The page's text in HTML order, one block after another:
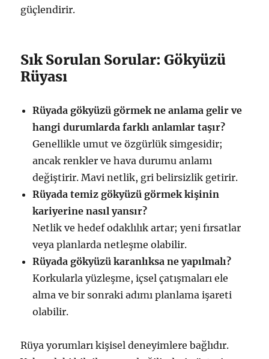
güçlendirir.
Sık Sorulan Sorular: Gökyüzü
Rüyası
Rüyada gökyüzü görmek ne anlama gelir ve
hangi durumlarda farklı anlamlar taşır?
Genellikle umut ve özgürlük simgesidir;
ancak renkler ve hava durumu anlamı
değiştirir. Mavi netlik, gri belirsizlik getirir.
Rüyada temiz gökyüzü görmek kişinin
kariyerine nasıl yansır?
Netlik ve hedef odaklılık artar; yeni fırsatlar
veya planlarda netleşme olabilir.
Rüyada gökyüzü karanlıksa ne yapılmalı?
Korkularla yüzleşme, içsel çatışmaları ele
alma ve bir sonraki adımı planlama işareti
olabilir.
Rüya yorumları kişisel deneyimlere bağlıdır.